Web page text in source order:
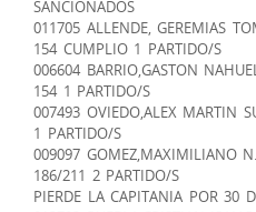
SANCIONADOS
011705 ALLENDE, GEREMIAS
154 CUMPLIO 1 PARTIDO/S
006604 BARRIO,GASTON
154 1 PARTIDO/S
007493 OVIEDO,ALEX MARTIN
1 PARTIDO/S
009097 GOMEZ,MAXIMILIANO
186/211 2 PARTIDO/S
PIERDE LA CAPITANIA POR 30